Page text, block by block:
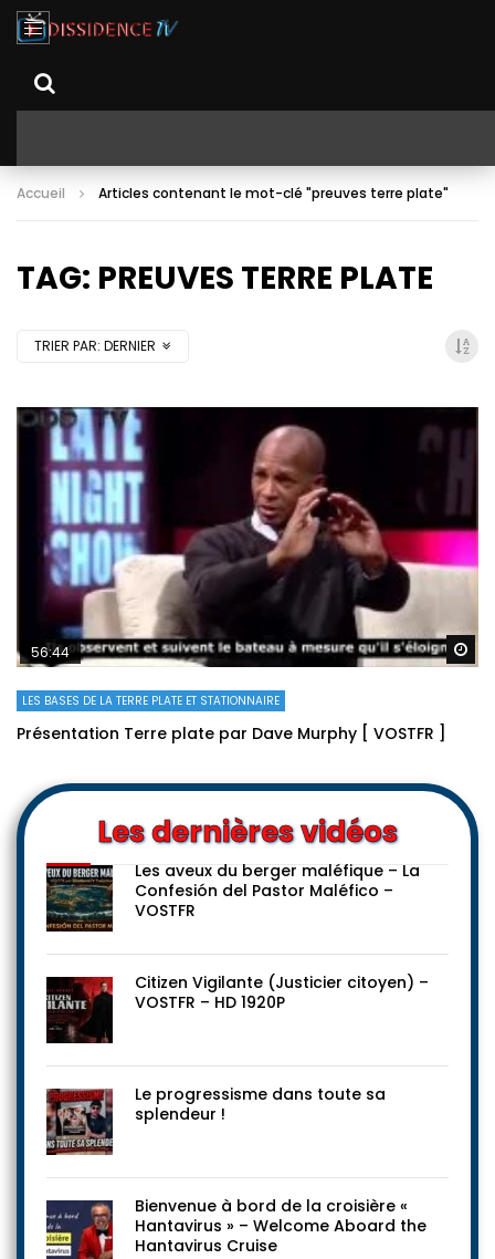
Accueil Articles contenant le mot-clé "preuves terre plate"
TAG: PREUVES TERRE PLATE
TRIER PAR: DERNIER
56:44
LES BASES DE LA TERRE PLATE ET STATIONNAIRE
Présentation Terre plate par Dave Murphy [ VOSTFR ]
Les dernières vidéos
Les aveux du berger maléfique – La
Confesión del Pastor Maléfico –
VOSTFR
Citizen Vigilante (Justicier citoyen) –
VOSTFR – HD 1920P
Le progressisme dans toute sa
splendeur !
Bienvenue à bord de la croisière «
Hantavirus » – Welcome Aboard the
Hantavirus Cruise